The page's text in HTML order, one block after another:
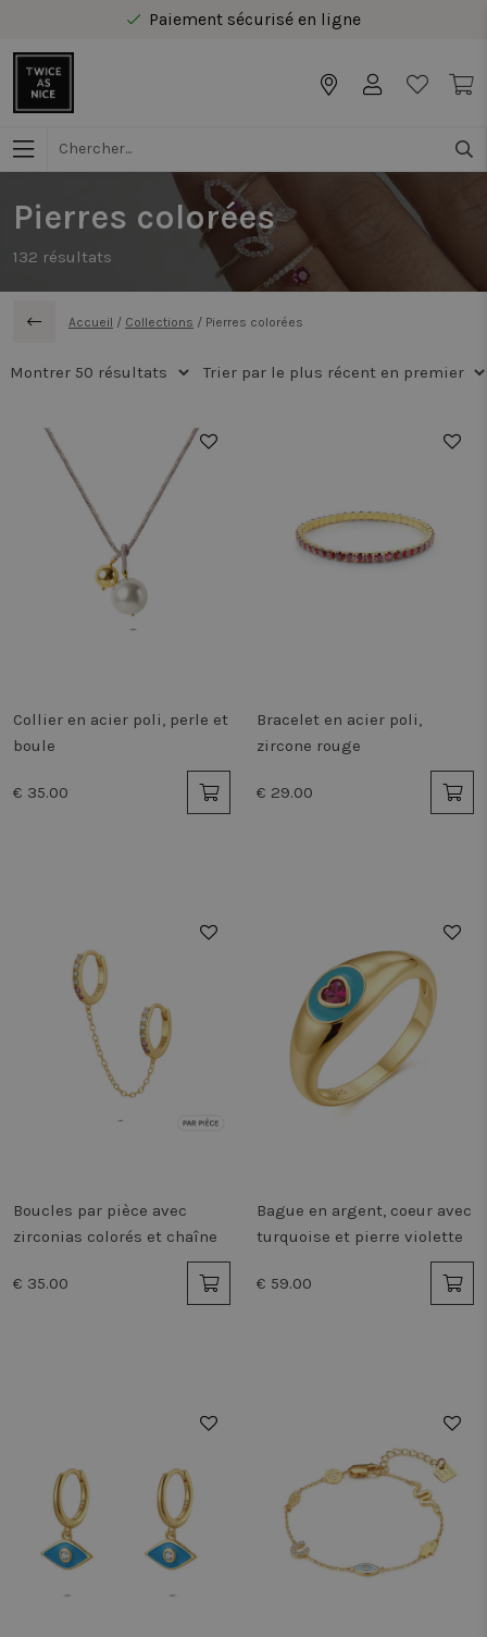
Livraison gratuite au Benelux à partir de 40 €
Livraison gratuite au Benelux à partir de 40 €
Pierres colorées
132 résultats
Accueil / Collections / Pierres colorées
Collier en acier poli, perle et
boule
€ 35.00
Bracelet en acier poli,
zircone rouge
€ 29.00
Boucles par pièce avec
zirconias colorés et chaîne
€ 35.00
Bague en argent, coeur avec
turquoise et pierre violette
€ 59.00